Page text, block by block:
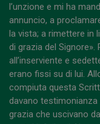
l’unzione e mi ha
annuncio, a
la vista; a rimettere in
di grazia del
all’inserviente e
erano fissi su di lui.
compiuta questa
davano testimonianza
grazia che uscivano